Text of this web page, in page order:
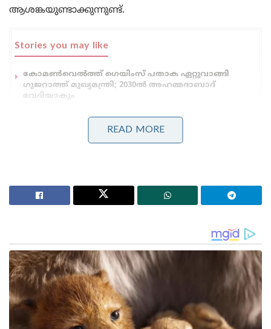
ആശങ്കയുണ്ടാക്കുന്നുണ്ട്.
Stories you may like
കോമൺവെൽത്ത് ഗെയിംസ് പതാക ഏറ്റുവാങ്ങി
ഗുജറാത്ത് മുഖ്യമന്ത്രി; 2030ൽ അഹമ്മദാബാദ്
വേദിയാകും
പ്രിയക്കും സാക്ഷിക്കും അരുന്ധതിക്കും സ്വർണം;
ലവ്‌ലിനയ്ക്ക് വെള്ളി
സൂര്യകുമാർ യാദവിന് ശേഷം ക്യാപ്റ്റൻ
സ്ഥാനത്തേക്ക് ബിസിസിഐ പരിഗണിക്കുന്നത് മറ്റ്
നായകസ്ഥാനത്തേക്ക് ശക്തമായ പരിഗണനയിലുണ്ട്.
പ്രായവും ടി20 ടീമിലെ സ്ഥിരമായ സാന്നിധ്യവും തിലക്
വർമ്മയ്ക്ക് അനുകൂല ഘടകങ്ങളാണ്.
ബി.സി.സി.ഐ-യിലെ ഒട്ടേറെപ്പേർ തിലക് വർമ്മയെ
ക്യാപ്റ്റനാക്കുന്നതിനെ പിന്തുണയ്ക്കുന്നുണ്ട്.
READ MORE